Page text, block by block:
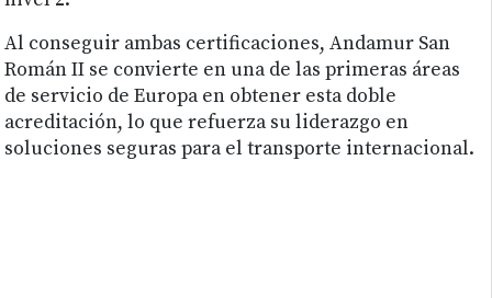
Al conseguir ambas certificaciones, Andamur San
Román II se convierte en una de las primeras áreas
de servicio de Europa en obtener esta doble
acreditación, lo que refuerza su liderazgo en
soluciones seguras para el transporte internacional.